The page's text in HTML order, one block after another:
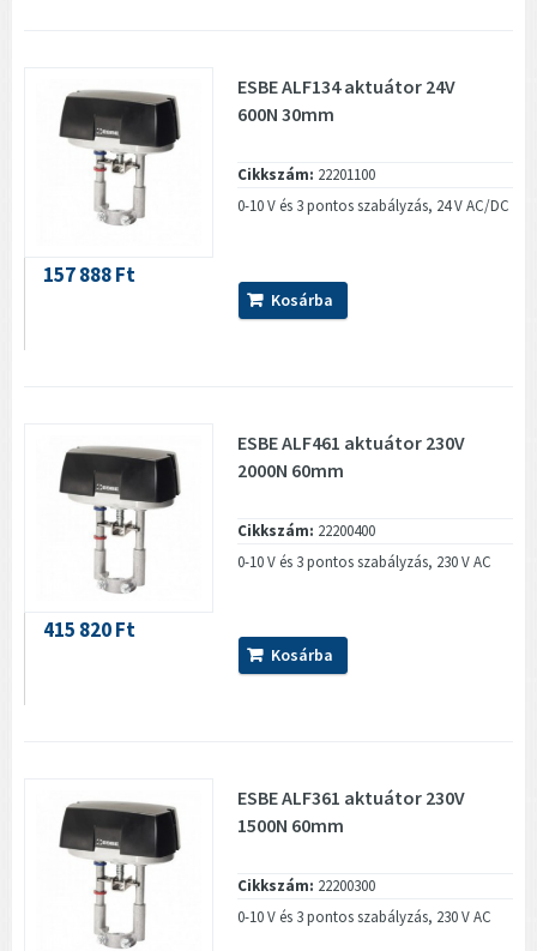
ESBE ALF134 aktuátor 24V
600N 30mm
Cikkszám: 22201100
0-10 V és 3 pontos szabályzás, 24 V AC/DC
157 888 Ft
Kosárba
ESBE ALF461 aktuátor 230V
2000N 60mm
Cikkszám: 22200400
0-10 V és 3 pontos szabályzás, 230 V AC
415 820 Ft
Kosárba
ESBE ALF361 aktuátor 230V
1500N 60mm
Cikkszám: 22200300
0-10 V és 3 pontos szabályzás, 230 V AC